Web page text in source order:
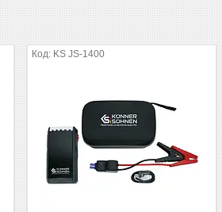
KS JS-1400